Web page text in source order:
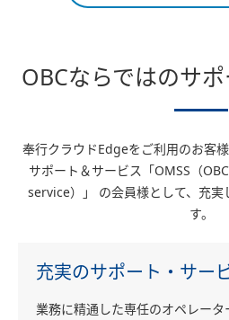
OBCならではのサ
奉行クラウドEdgeをご利用のお客
サポート＆サービス
「OMSS（
service）」 の会員様として、充実
す。
充実のサポート・サー
業務に精通した専任のオペレータ